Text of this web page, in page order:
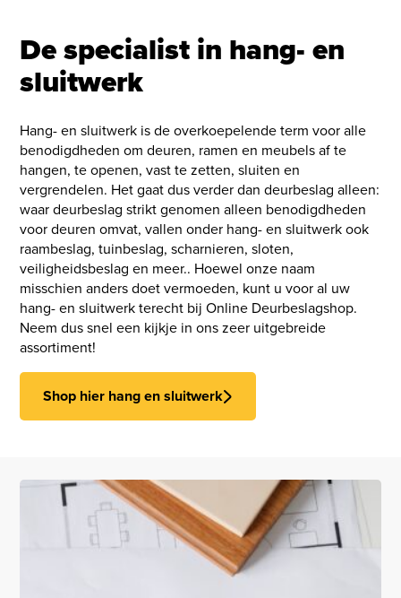
De specialist in hang- en
sluitwerk
Hang- en sluitwerk is de overkoepelende term voor alle
benodigdheden om deuren, ramen en meubels af te
hangen, te openen, vast te zetten, sluiten en
vergrendelen. Het gaat dus verder dan deurbeslag alleen:
waardeurbeslag strikt genomen alleen benodigdheden
voor deuren omvat, vallen onder hang- en sluitwerk ook
raambeslag, tuinbeslag, scharnieren, sloten,
veiligheidsbeslag en meer.. Hoewel onze naam
misschien anders doet vermoeden, kunt u voor al uw
hang- en sluitwerk terecht bij Online Deurbeslagshop.
Neem dus snel een kijkje in ons zeer uitgebreide
assortiment!
Shop hier hang en sluitwerk